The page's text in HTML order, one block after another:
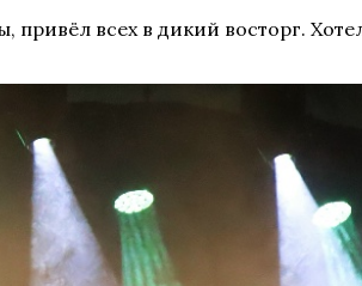
всех в дикий восторг.